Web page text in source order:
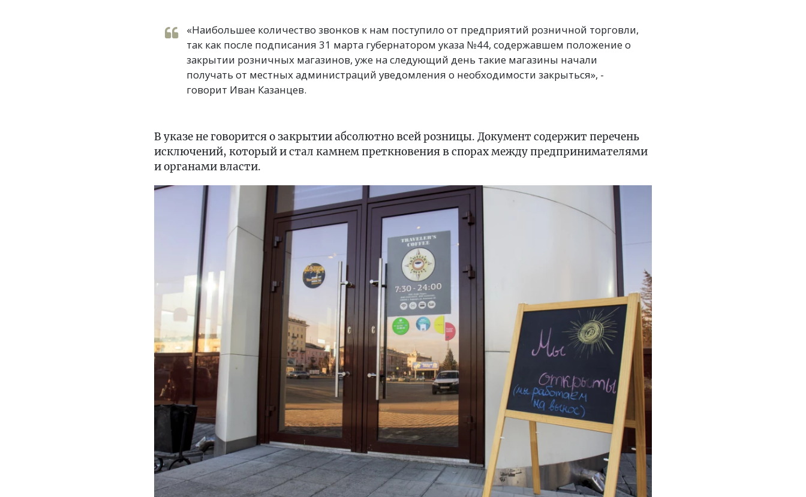
«Наибольшее количество звонков к нам поступило от предприятий розничной торговли,
так как после подписания 31 марта губернатором указа №44, содержавшем положение о
закрытии розничных магазинов, уже на следующий день такие магазины начали
получать от местных администраций уведомления о необходимости закрыться», -
говорит Иван Казанцев.
В указе не говорится о закрытии абсолютно всей розницы. Документ содержит перечень
исключений, который и стал камнем преткновения в спорах между предпринимателями
и органами власти.